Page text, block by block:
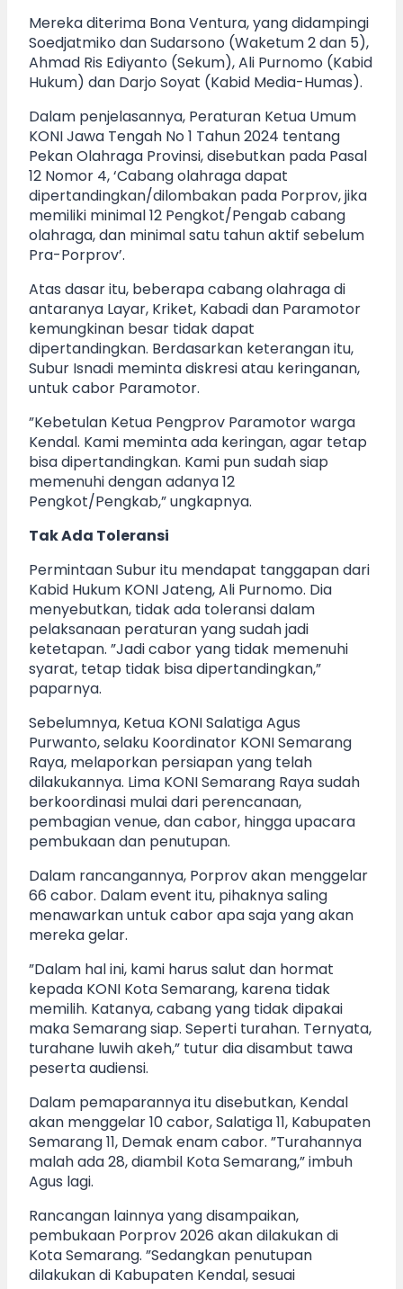
Mereka diterima Bona Ventura, yang didampingi
Soedjatmiko dan Sudarsono (Waketum 2 dan 5),
Ahmad Ris Ediyanto (Sekum), Ali Purnomo (Kabid
Hukum) dan Darjo Soyat (Kabid Media-Humas).
Dalam penjelasannya, Peraturan Ketua Umum
KONI Jawa Tengah No 1 Tahun 2024 tentang
Pekan Olahraga Provinsi, disebutkan pada Pasal
12 Nomor 4, ‘Cabang olahraga dapat
dipertandingkan/dilombakan pada Porprov, jika
memiliki minimal 12 Pengkot/Pengab cabang
olahraga, dan minimal satu tahun aktif sebelum
Pra-Porprov’.
Atas dasar itu, beberapa cabang olahraga di
antaranya Layar, Kriket, Kabadi dan Paramotor
kemungkinan besar tidak dapat
dipertandingkan. Berdasarkan keterangan itu,
Subur Isnadi meminta diskresi atau keringanan,
untuk cabor Paramotor.
”Kebetulan Ketua Pengprov Paramotor warga
Kendal. Kami meminta ada keringan, agar tetap
bisa dipertandingkan. Kami pun sudah siap
memenuhi dengan adanya 12
Pengkot/Pengkab,” ungkapnya.
Tak Ada Toleransi
Permintaan Subur itu mendapat tanggapan dari
Kabid Hukum KONI Jateng, Ali Purnomo. Dia
menyebutkan, tidak ada toleransi dalam
pelaksanaan peraturan yang sudah jadi
ketetapan. ”Jadi cabor yang tidak memenuhi
syarat, tetap tidak bisa dipertandingkan,”
paparnya.
Sebelumnya, Ketua KONI Salatiga Agus
Purwanto, selaku Koordinator KONI Semarang
Raya, melaporkan persiapan yang telah
dilakukannya. Lima KONI Semarang Raya sudah
berkoordinasi mulai dari perencanaan,
pembagian venue, dan cabor, hingga upacara
pembukaan dan penutupan.
Dalam rancangannya, Porprov akan menggelar
66 cabor. Dalam event itu, pihaknya saling
menawarkan untuk cabor apa saja yang akan
mereka gelar.
”Dalam hal ini, kami harus salut dan hormat
kepada KONI Kota Semarang, karena tidak
memilih. Katanya, cabang yang tidak dipakai
maka Semarang siap. Seperti turahan. Ternyata,
turahane luwih akeh,” tutur dia disambut tawa
peserta audiensi.
Dalam pemaparannya itu disebutkan, Kendal
akan menggelar 10 cabor, Salatiga 11, Kabupaten
Semarang 11, Demak enam cabor. ”Turahannya
malah ada 28, diambil Kota Semarang,” imbuh
Agus lagi.
Rancangan lainnya yang disampaikan,
pembukaan Porprov 2026 akan dilakukan di
Kota Semarang. ”Sedangkan penutupan
dilakukan di Kabupaten Kendal, sesuai